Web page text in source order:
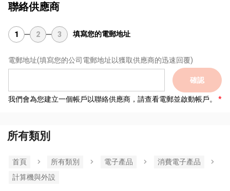
聯絡供應商
1 2 3 填寫您的電郵地址
電郵地址(填寫您的公司電郵地址以獲取供應商的迅速回覆)
確認
我們會為您建立一個帳戶以聯絡供應商，請查看電郵並啟動帳戶。
所有類別
首頁 所有類別 電子產品
消費電子產品
計算機與外設